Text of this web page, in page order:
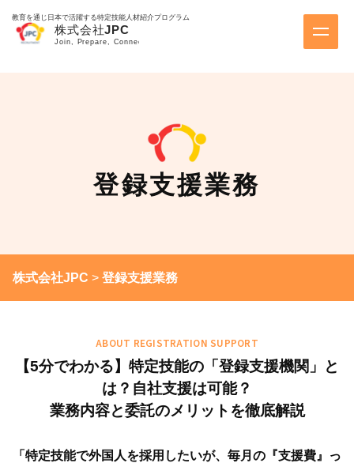
教育を通じ日本で活躍する特定技能人材紹介プログラム
登録支援業務
株式会社JPC > 登録支援業務
ABOUT REGISTRATION SUPPORT
【5分でわかる】特定技能の「登録支援機関」と
は？自社支援は可能？
業務内容と委託のメリットを徹底解説
「特定技能で外国人を採用したいが、毎月の『支援費』っ